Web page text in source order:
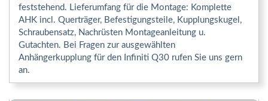
feststehend. Lieferumfang für die Montage: Komplette
AHK incl. Querträger, Befestigungsteile, Kupplungskugel,
Schraubensatz, Nachrüsten Montageanleitung u.
Gutachten. Bei Fragen zur ausgewählten
Anhängerkupplung für den Infiniti Q30 rufen Sie uns gern
an.